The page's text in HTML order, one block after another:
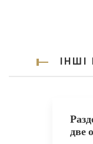
две